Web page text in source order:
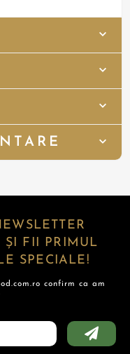
ȘI FII PRIMUL
SPECIALE!
confirm ca am